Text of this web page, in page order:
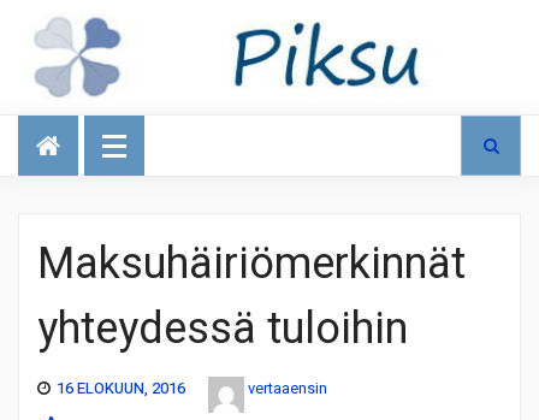
Talous
Maksuhäiriömerkinnät
yhteydessä tuloihin
16 ELOKUUN, 2016 vertaaensin